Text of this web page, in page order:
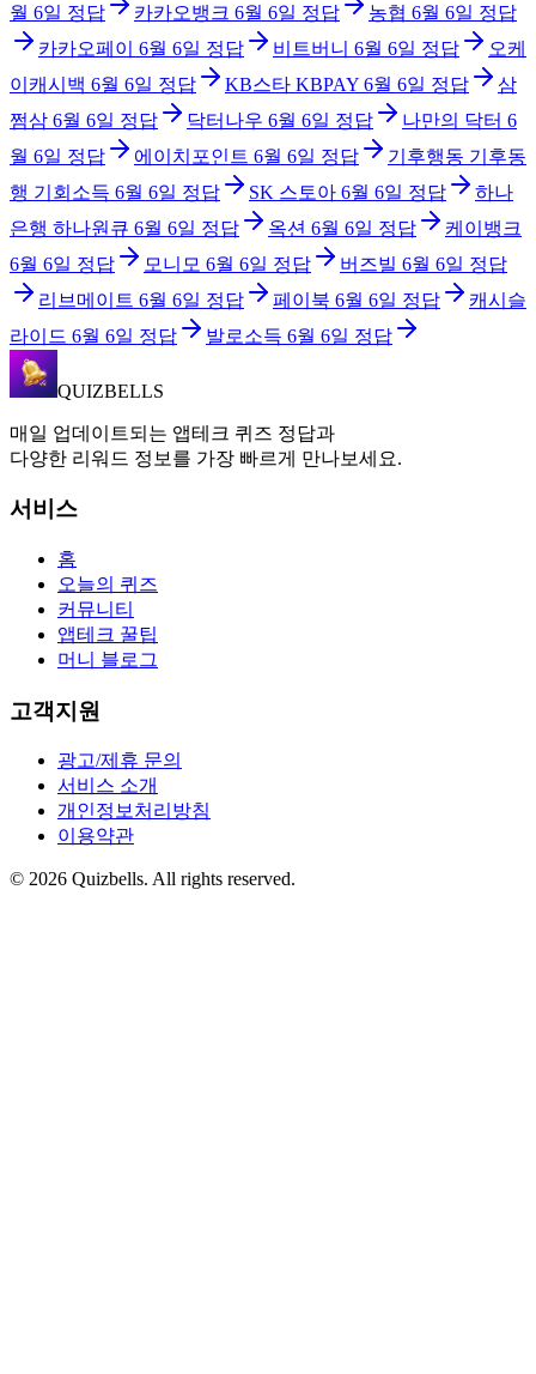
월 6일 정답 카카오뱅크 6월 6일 정답 농협 6월 6일 정답
카카오페이
6월 6일 정답 비트버니 6월 6일 정답
오케
이캐시백 6월 6일 정답 KB스타 KBPAY 6월 6일 정답
삼
쩜삼 6월 6일 정답 닥터나우 6월 6일 정답 나만의 닥터 6
월 6일 정답 에이치포인트 6월 6일 정답
기후행동 기후동
행 기회소득 6월 6일 정답 SK 스토아 6월 6일 정답
하나
은행 하나원큐 6월 6일 정답 옥션 6월 6일 정답
케이뱅크
6월 6일 정답 모니모 6월 6일 정답 버즈빌 6월 6일 정답
리브메이트 6월 6일 정답 페이북 6월 6일 정답
캐시슬
라이드 6월 6일 정답 발로소득 6월 6일 정답
QUIZBELLS
매일 업데이트되는 앱테크 퀴즈 정답과
다양한 리워드 정보를 가장 빠르게 만나보세요.
서비스
홈
오늘의 퀴즈
커뮤니티
앱테크 꿀팁
머니 블로그
고객지원
광고/제휴 문의
서비스 소개
개인정보처리방침
이용약관
© 2026 Quizbells. All rights reserved.